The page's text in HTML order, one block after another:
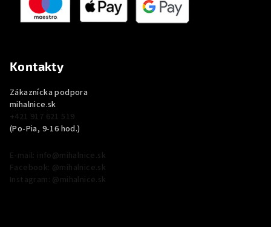
Kontakty
Zákaznícka podpora
mihalnice.sk
+421 917 621 519
(Po-Pia, 9-16 hod.)
E-mail: info@mihalnice.sk
Facebook: @mihalnice.sk
Instagram: @mihalnice.sk